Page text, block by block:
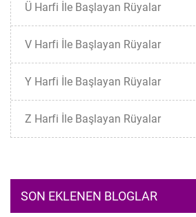
Ü Harfi İle Başlayan Rüyalar
V Harfi İle Başlayan Rüyalar
Y Harfi İle Başlayan Rüyalar
Z Harfi İle Başlayan Rüyalar
SON EKLENEN BLOGLAR